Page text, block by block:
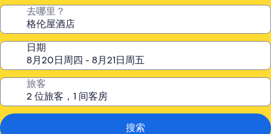
去哪里？
日期
旅客
搜索